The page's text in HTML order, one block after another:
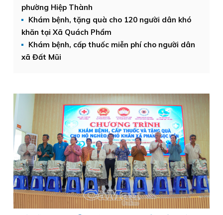
phường Hiệp Thành
Khám bệnh, tặng quà cho 120 người dân khó
khăn tại Xã Quách Phẩm
Khám bệnh, cấp thuốc miễn phí cho người dân
xã Đất Mũi